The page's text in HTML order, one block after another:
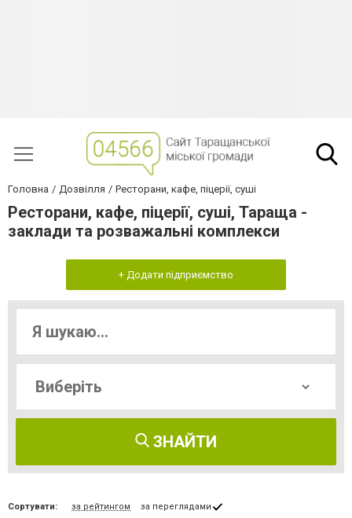
Головна Дозвілля Ресторани, кафе, піцерії, суші
Ресторани, кафе, піцерії, суші, Тараща -
заклади та розважальні комплекси
+ Додати підприємство
ЗНАЙТИ
Сортувати: за рейтингом за переглядами